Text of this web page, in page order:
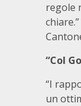
regole
“Col
“I
un